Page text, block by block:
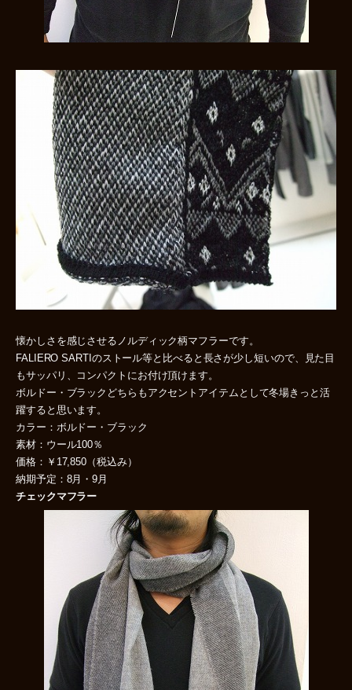
懐かしさを感じさせるノルディック柄マフラーです。
FALIERO SARTIのストール等と比べると長さが少し短いので、見た目
もサッパリ、コンパクトにお付け頂けます。
ボルドー・ブラックどちらもアクセントアイテムとして冬場きっと活
躍すると思います。
カラー：ボルドー・ブラック
素材：ウール100％
価格：￥17,850（税込み）
納期予定：8月・9月
チェックマフラー